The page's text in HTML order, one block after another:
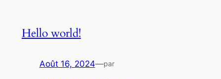
Hello world!
Août 16, 2024—par